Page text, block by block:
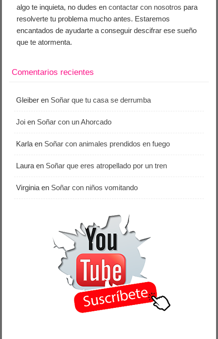
algo te inquieta, no dudes encontactar con nosotros para
resolverte tu problema mucho antes. Estaremos
encantados de ayudarte a conseguir descifrar ese sueño
que te atormenta.
Comentarios recientes
Gleiber en Soñar que tu casa se derrumba
Joi en Soñar con un Ahorcado
Karla en Soñar con animales prendidos en fuego
Laura en Soñar que eres atropellado por un tren
Virginia en Soñar con niños vomitando